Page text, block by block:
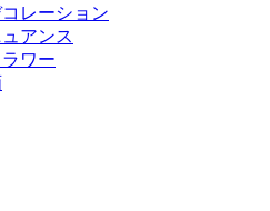
レーション
アンス
ワー